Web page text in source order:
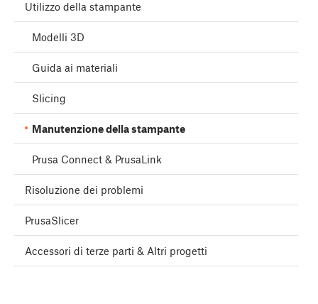
Utilizzo della stampante
Modelli 3D
Guida ai materiali
Slicing
Manutenzione della stampante
Prusa Connect & PrusaLink
Risoluzione dei problemi
PrusaSlicer
Accessori di terze parti & Altri progetti